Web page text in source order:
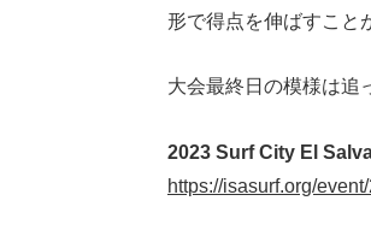
形で得点を伸ばすこと
大会最終日の模様は追
2023 Surf City El
https://isasurf.org/